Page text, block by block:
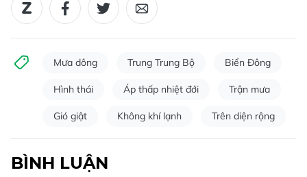
Mưa dông Trung Trung Bộ Biển Đông
Hình thái Áp thấp nhiệt đới Trận mưa
Gió giật Không khí lạnh Trên diện rộng
BÌNH LUẬN